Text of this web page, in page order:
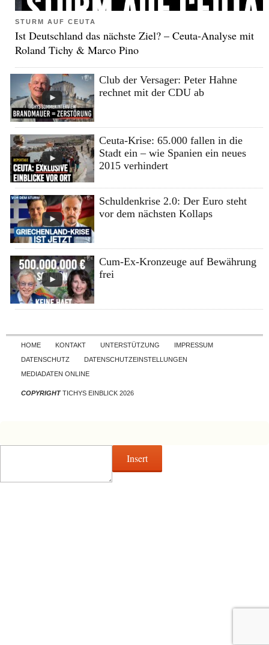
STURM AUF CEUTA
Ist Deutschland das nächste Ziel? – Ceuta-Analyse mit
Roland Tichy & Marco Pino
Club der Versager: Peter Hahne
rechnet mit der CDU ab
Ceuta-Krise: 65.000 fallen in die
Stadt ein – wie Spanien ein neues
2015 verhindert
Schuldenkrise 2.0: Der Euro steht
vor dem nächsten Kollaps
Cum-Ex-Kronzeuge auf Bewährung
frei
Skip to content
HOME KONTAKT UNTERSTÜTZUNG
IMPRESSUM
DATENSCHUTZ
DATENSCHUTZEINSTELLUNGEN
MEDIADATEN ONLINE
COPYRIGHTTICHYS EINBLICK 2026
Insert